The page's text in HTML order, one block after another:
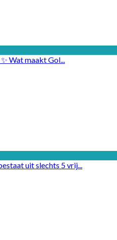
Wat maakt Gol...
uit slechts 5 vrij...